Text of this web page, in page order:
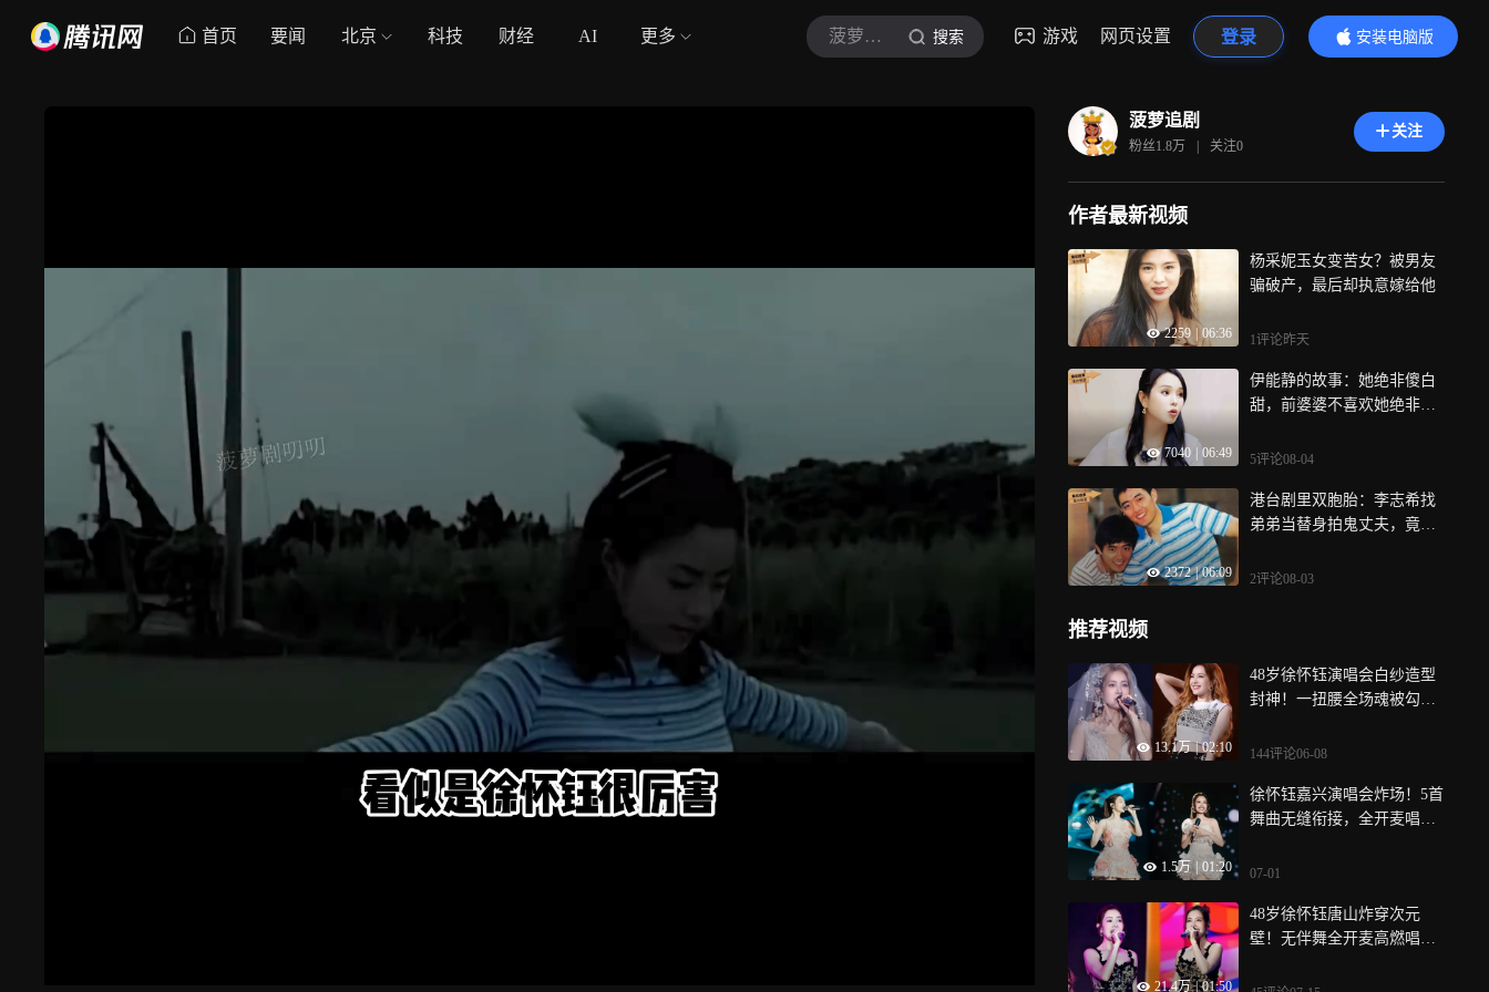
首页 要闻 北京 科技 财经 AI 更多 菠萝追剧 搜索 游戏 网页设置 登录
安装电脑版
内容更精彩
菠萝追剧
粉丝1.8万 | 关注0
关注
作者最新视频
2259 06:36
杨采妮玉女变苦女？被男友
骗破产，最后却执意嫁给他
1评论昨天
7040 06:49
伊能静的故事：她绝非傻白
甜，前婆婆不喜欢她绝非门
5评论08-04
2372 | 06:09
港台剧里双胞胎：李志希找
弟弟当替身拍鬼丈夫，竟然
2评论08-03
推荐视频
13.1万 | 02:10
48岁徐怀钰演唱会白纱造型
封神！一扭腰全场魂被勾
后！
144评论06-08
1.5万 01:20
徐怀钰嘉兴演唱会炸场！5首
舞曲无缝衔接，全开麦唱跳
07-01
21.4万 | 01:50
48岁徐怀钰唐山炸穿次元
壁！无伴舞全开麦高燃唱